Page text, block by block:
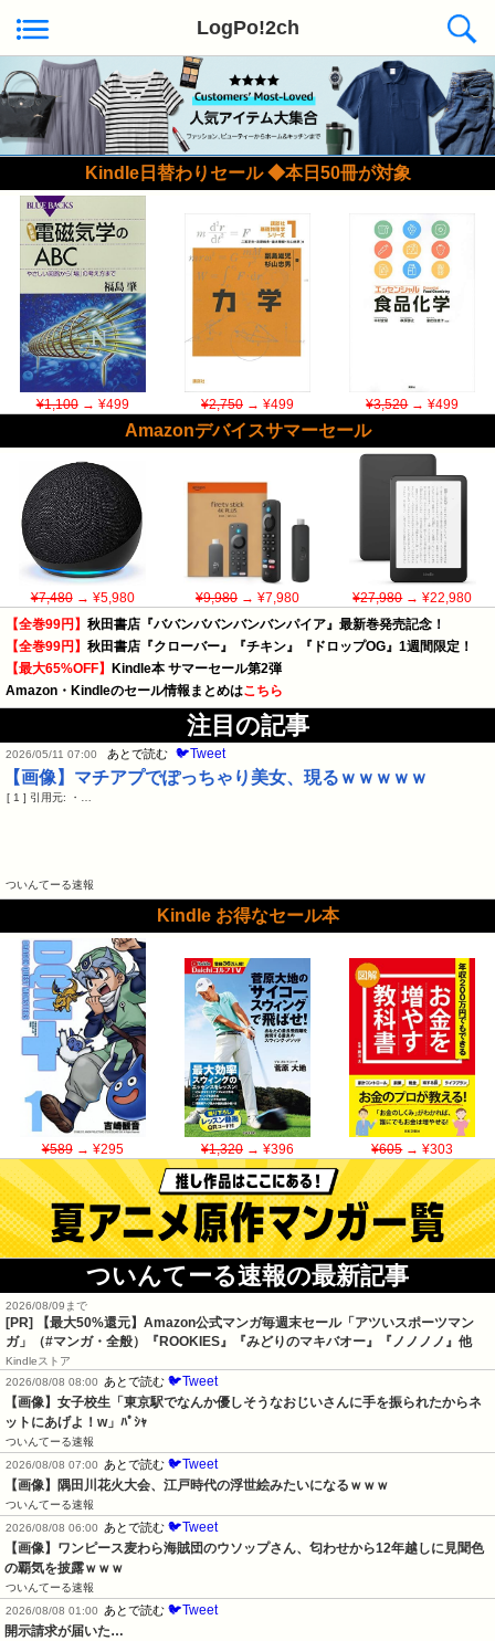
LogPo!2ch
Kindle日替わりセール ◆本日50冊が対象
¥1,100→ ¥499 ¥2,750→ ¥499 ¥3,520→ ¥499
Amazonデバイスサマーセール
¥7,480→ ¥5,980 ¥9,980→ ¥7,980 ¥27,980→ ¥22,980
【全巻99円】 秋田書店『ババンババンバンバンパイア』最新巻発売記念！
【全巻99円】 秋田書店『クローバー』『チキン』『ドロップOG』1週間限定！
【最大65%OFF】
Kindle本 サマーセール第2弾
Amazon・Kindleのセール情報まとめはこちら
注目の記事
2026/05/11 07:00 あとで読む 🐦Tweet
【画像】マチアプでぽっちゃり美女、現るｗｗｗｗｗ
[ 1 ] 引用元: ・…
ついんてーる速報
Kindle お得なセール本
¥589→ ¥295 ¥1,320→ ¥396 ¥605→ ¥303
ついんてーる速報の最新記事
2026/08/09まで
[PR]
【最大50%還元】Amazon公式マンガ毎週末セール「アツいスポーツマン
ガ」（#マンガ・全般）『ROOKIES』『みどりのマキバオー』『ノノノノ』他
Kindleストア
2026/08/08 08:00
あとで読む 🐦Tweet
【画像】女子校生「東京駅でなんか優しそうなおじいさんに手を振られたからネ
ットにあげよ！w」ﾊﾟｼｬ
ついんてーる速報
2026/08/08 07:00
あとで読む 🐦Tweet
【画像】隅田川花火大会、江戸時代の浮世絵みたいになるｗｗｗ
ついんてーる速報
2026/08/08 06:00
あとで読む 🐦Tweet
【画像】ワンピース麦わら海賊団のウソップさん、匂わせから12年越しに見聞色
の覇気を披露ｗｗｗ
ついんてーる速報
2026/08/08 01:00
あとで読む 🐦Tweet
開示請求が届いた…